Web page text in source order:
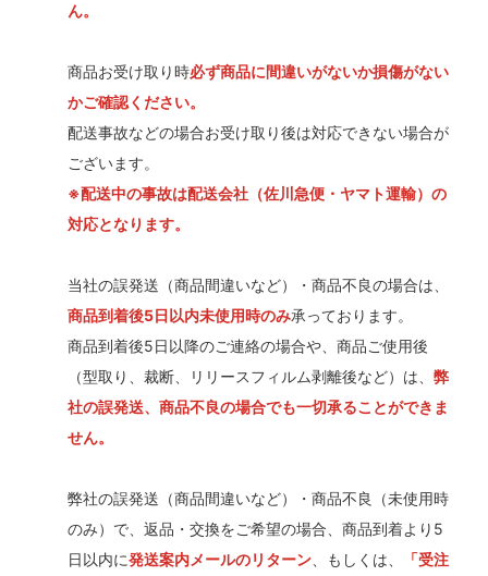
ん。
商品お受け取り時必ず商品に間違いがないか損傷がない
かご確認ください。
配送事故などの場合お受け取り後は対応できない場合が
ございます。
※配送中の事故は配送会社（佐川急便・ヤマト運輸）の
対応となります。
当社の誤発送（商品間違いなど）・商品不良の場合は、
商品到着後5日以内未使用時のみ承っております。
商品到着後5日以降のご連絡の場合や、商品ご使用後
（型取り、裁断、リリースフィルム剥離後など）は、 弊
社の誤発送、商品不良の場合でも一切承ることができま
せん。
弊社の誤発送（商品間違いなど）・商品不良（未使用時
のみ）で、返品・交換をご希望の場合、商品到着より5
日以内に発送案内メールのリターン 、もしくは、
「受注